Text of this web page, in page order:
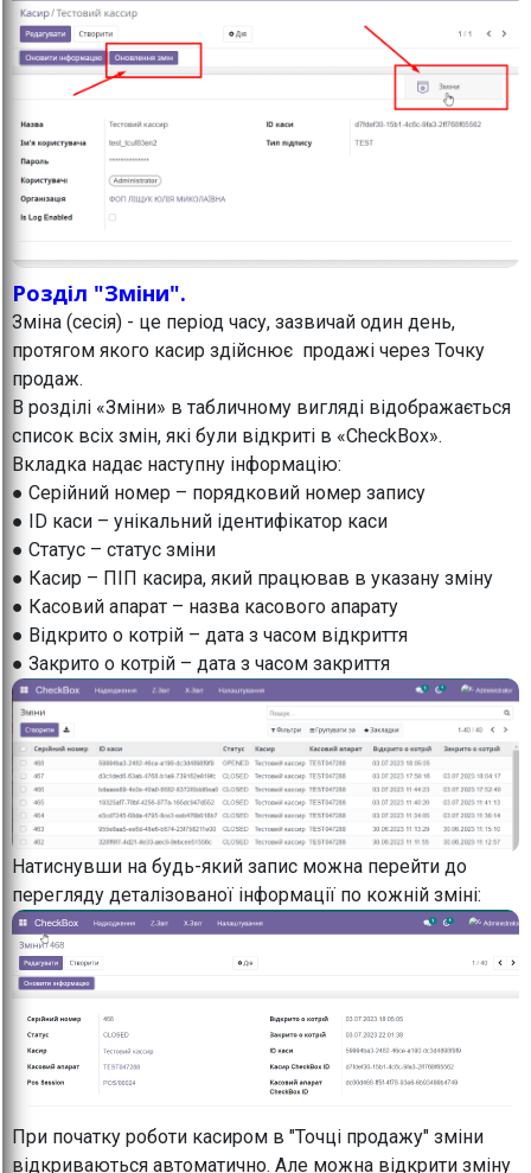
Розділ "Зміни".
Зміна (сесія) - це період часу, зазвичай один день,
протягом якого касир здійснює продажі через Точку
продаж.
В розділі «Зміни» в табличному вигляді відображається
список всіх змін, які були відкриті в «CheckBox».
Вкладка надає наступну інформацію:
● Серійний номер – порядковий номер запису
● ID каси – унікальний ідентифікатор каси
● Статус – статус зміни
● Касир – ПІП касира, який працював в указану зміну
● Касовий апарат – назва касового апарату
● Відкрито о котрій – дата з часом відкриття
● Закрито о котрій – дата з часом закриття
Натиснувши на будь-який запис можна перейти до
перегляду деталізованої інформації по кожній зміні:
При початку роботи касиром в "Точці продажу" зміни
відкриваються автоматично. Але можна відкрити зміну